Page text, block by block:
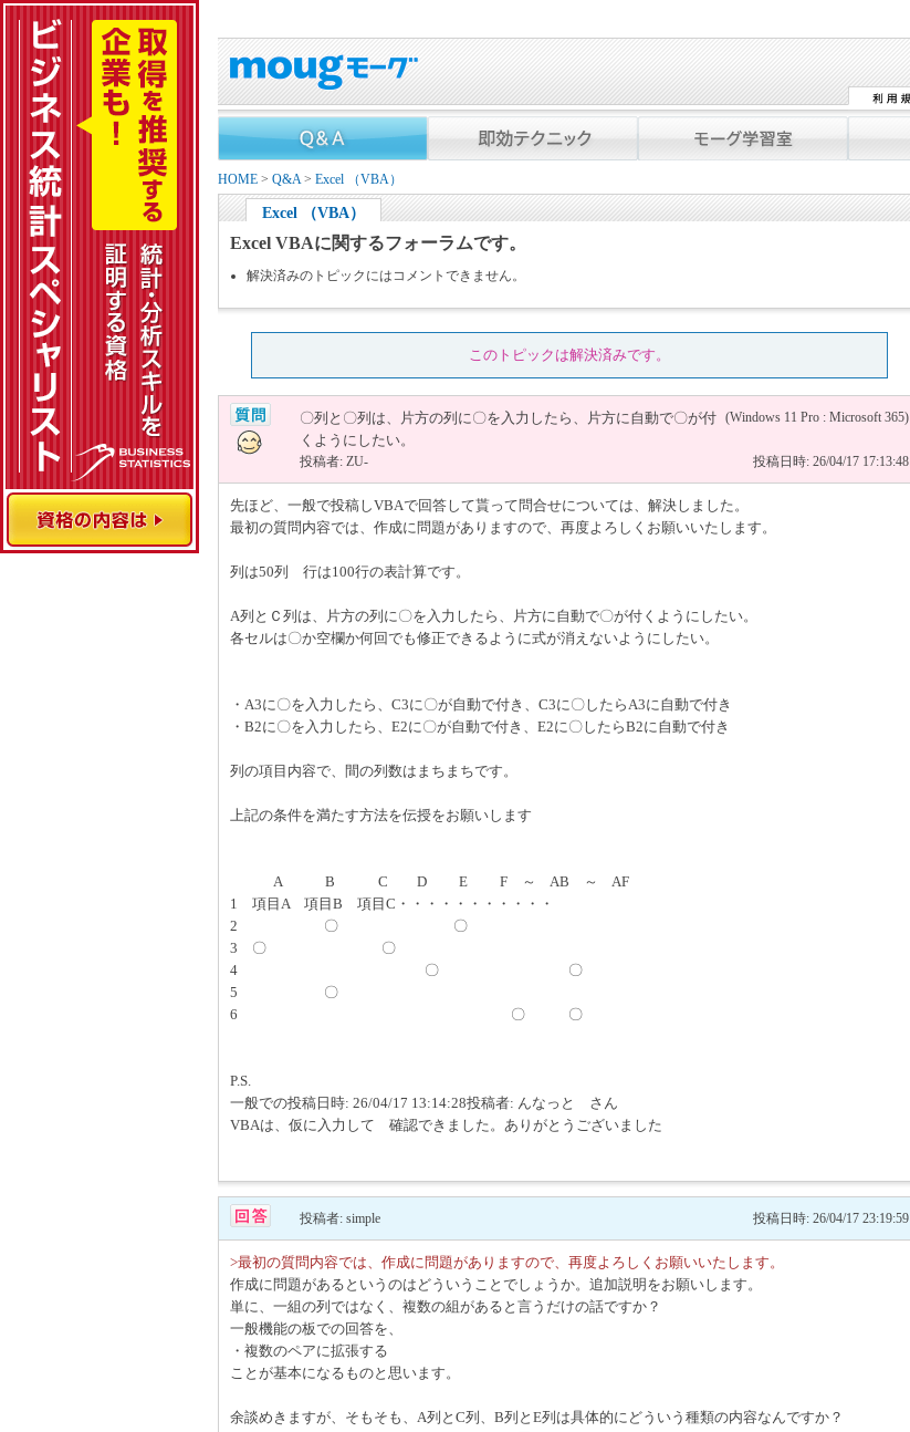
HOME > Q&A> Excel （VBA）
Excel （VBA）
Excel VBAに関するフォーラムです。
解決済みのトピックにはコメントできません。
このトピックは解決済みです。
(Windows 11 Pro : Microsoft 365)
〇列と〇列は、片方の列に〇を入力したら、片方に自動で〇が付
くようにしたい。
投稿日時: 26/04/17 17:13:48
投稿者: ZU-
先ほど、一般で投稿しVBAで回答して貰って問合せについては、解決しました。
最初の質問内容では、作成に問題がありますので、再度よろしくお願いいたします。
列は50列 行は100行の表計算です。
A列とＣ列は、片方の列に〇を入力したら、片方に自動で〇が付くようにしたい。
各セルは〇か空欄か何回でも修正できるように式が消えないようにしたい。
・A3に〇を入力したら、C3に〇が自動で付き、C3に〇したらA3に自動で付き
・B2に〇を入力したら、E2に〇が自動で付き、E2に〇したらB2に自動で付き
列の項目内容で、間の列数はまちまちです。
上記の条件を満たす方法を伝授をお願いします
A B C D E F ～ AB ～ AF
1 項目A 項目B 項目C・・・・・・・・・・・
2 〇 〇
3 〇 〇
4 〇 〇
5 〇
6 〇 〇
P.S.
一般での投稿日時: 26/04/17 13:14:28投稿者: んなっと さん
VBAは、仮に入力して 確認できました。ありがとうございました
投稿日時: 26/04/17 23:19:59
投稿者: simple
>最初の質問内容では、作成に問題がありますので、再度よろしくお願いいたします。
作成に問題があるというのはどういうことでしょうか。追加説明をお願いします。
単に、一組の列ではなく、複数の組があると言うだけの話ですか？
一般機能の板での回答を、
・複数のペアに拡張する
ことが基本になるものと思います。
余談めきますが、そもそも、A列とC列、B列とE列は具体的にどういう種類の内容なんですか？